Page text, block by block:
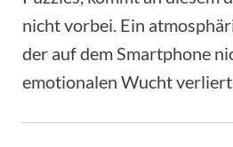
nicht vorbei. Ein
der auf dem Smartphone
emotionalen Wucht